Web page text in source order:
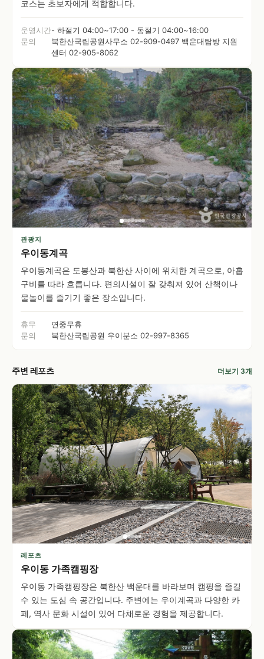
코스는 초보자에게 적합합니다.
운영시간- 하절기 04:00~17:00 - 동절기 04:00~16:00
문의
북한산국립공원사무소 02-909-0497 백운대탐방 지원
센터 02-905-8062
관광지
우이동계곡
우이동계곡은 도봉산과 북한산 사이에 위치한 계곡으로, 아홉
구비를 따라 흐릅니다. 편의시설이 잘 갖춰져 있어 산책이나
물놀이를 즐기기 좋은 장소입니다.
휴무
연중무휴
문의
북한산국립공원 우이분소 02-997-8365
주변 레포츠 더보기 3개
레포츠
우이동 가족캠핑장
우이동 가족캠핑장은 북한산 백운대를 바라보며 캠핑을 즐길
수 있는 도심 속 공간입니다. 주변에는 우이계곡과 다양한 카
페, 역사 문화 시설이 있어 다채로운 경험을 제공합니다.